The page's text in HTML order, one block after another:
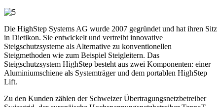
Die HighStep Systems AG wurde 2007 gegründet und hat ihren Sitz
in Dietikon. Sie entwickelt und vertreibt innovative
Steigschutzsysteme als Alternative zu konventionellen
Steigmethoden wie zum Beispiel Steigleitern. Das
Steigschutzsystem HighStep besteht aus zwei Komponenten: einer
Aluminiumschiene als Systemträger und dem portablen HighStep
Lift.
Zu den Kunden zählen der Schweizer Übertragungsnetzbetreiber